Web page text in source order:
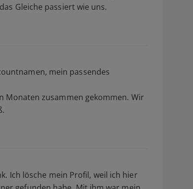
Gleiche passiert wie uns.
mein passendes
Monaten zusammen gekommen. Wir
Ich lösche mein Profil, weil ich hier